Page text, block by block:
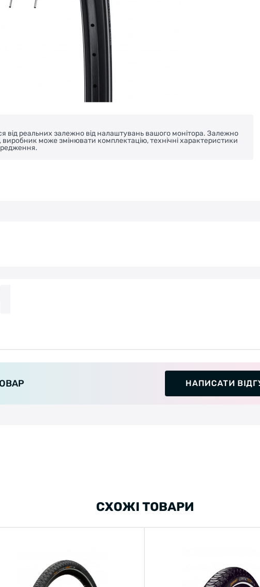
від реальних залежно від налаштувань вашого монітора. Залежно
виробник може змінювати комплектацію, технічні характеристики
НАПИСАТИ
СХОЖІ ТОВАРИ